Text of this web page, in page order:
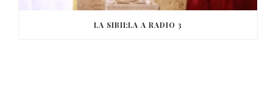
LA SIBIL·LA A RADIO 3